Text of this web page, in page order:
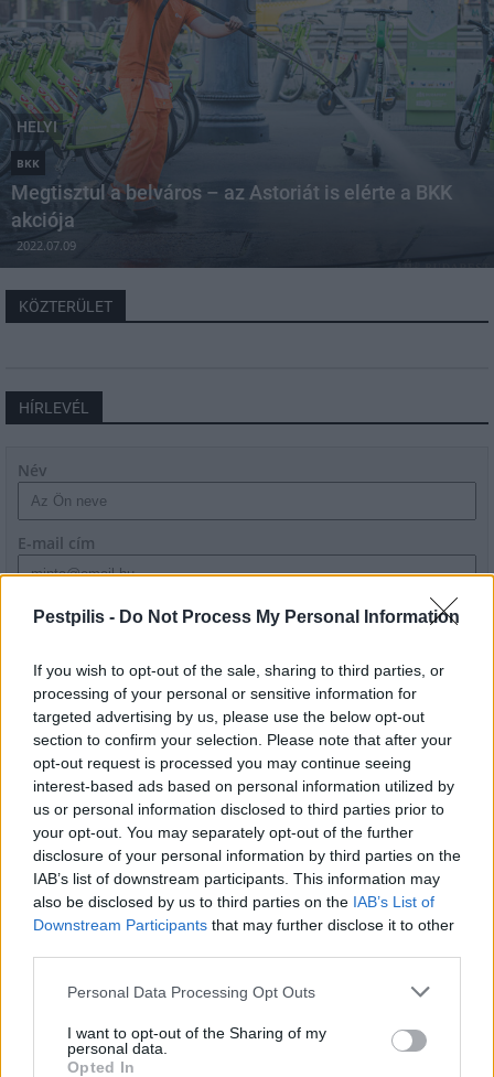
Pestpilis - Do Not Process My Personal Information
If you wish to opt-out of the sale, sharing to third parties, or
processing of your personal or sensitive information for
targeted advertising by us, please use the below opt-out
section to confirm your selection. Please note that after your
opt-out request is processed you may continue seeing
interest-based ads based on personal information utilized by
us or personal information disclosed to third parties prior to
your opt-out. You may separately opt-out of the further
disclosure of your personal information by third parties on the
IAB’s list of downstream participants. This information may
also be disclosed by us to third parties on the IAB’s List of
Downstream Participants that may further disclose it to other
Personal Data Processing Opt Outs
I want to opt-out of the Sharing of my
personal data.
Opted In
HELYI
BKK
Megtisztul a belváros – az Astoriát is elérte a BKK
akciója
2022.07.09
KÖZTERÜLET
HÍRLEVÉL
Név
E-mail cím
Feliratkozom a hírlevélre és elfogadom azadatvédelmi
FELIRATKOZÁS
LEGFRISSEBB
Országos
Megérkezett az eső a Duna vízgyűjtőjére
Helyi
Amire többmillióan vártunk: szombattól
másodfokúra csökken a riasztás